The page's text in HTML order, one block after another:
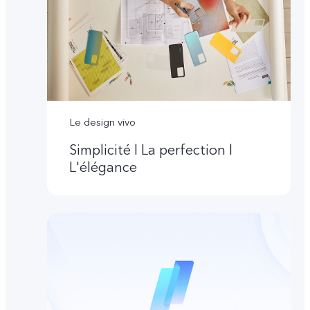
Le design vivo
Simplicité l La perfection l
L'élégance